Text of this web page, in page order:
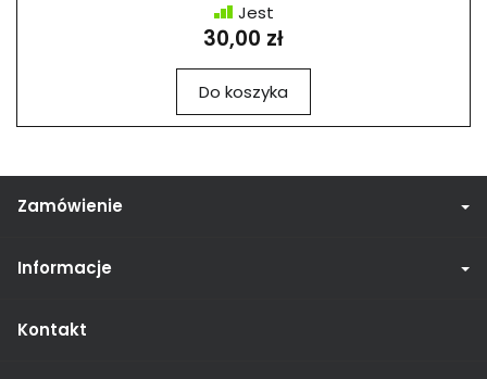
Jest
30,00 zł
Do koszyka
Zamówienie
Informacje
Kontakt